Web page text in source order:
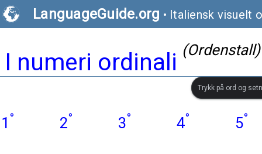
LanguageGuide.org • Italiensk visuelt
I numeri ordinali (Ordenstall)
Trykk på ord og
1 ° 2° 3° 4° 5°